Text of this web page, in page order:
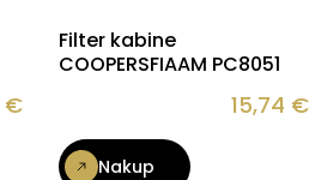
€
Filter kabine
COOPERSFIAAM PC8051
15,74 €
Nakup